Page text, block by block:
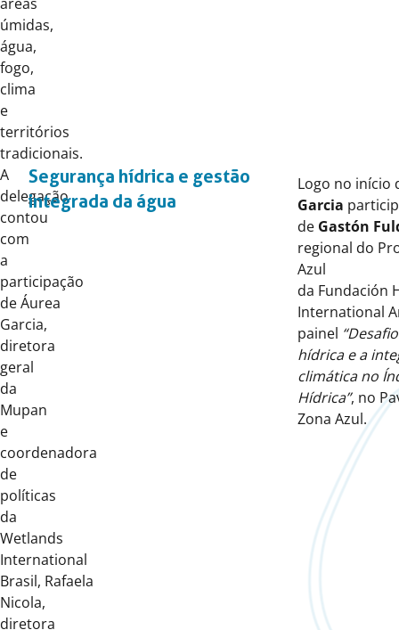
úmidas,
água,
fogo,
clima
e
territórios
tradicionais.
A
delegação
contou
com
a
participação
de Áurea
Garcia,
diretora
geral
da
Mupan
e
coordenadora
de
políticas
da
Wetlands
International
Brasil, Rafaela
Nicola,
diretora
Segurança hídrica e gestão
integrada da água
Logo no início
Garcia
de Gastón
regional do
Azul
da Fundación
International
painel
hídrica e a
climática no
Hídrica”, no
Zona Azul.